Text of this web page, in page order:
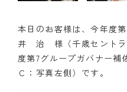
木曜会
組織図
本日のお客様は、今年度
井 治 様（千歳セントラ
度第7グループガバナー
Ｃ：写真左側）です。